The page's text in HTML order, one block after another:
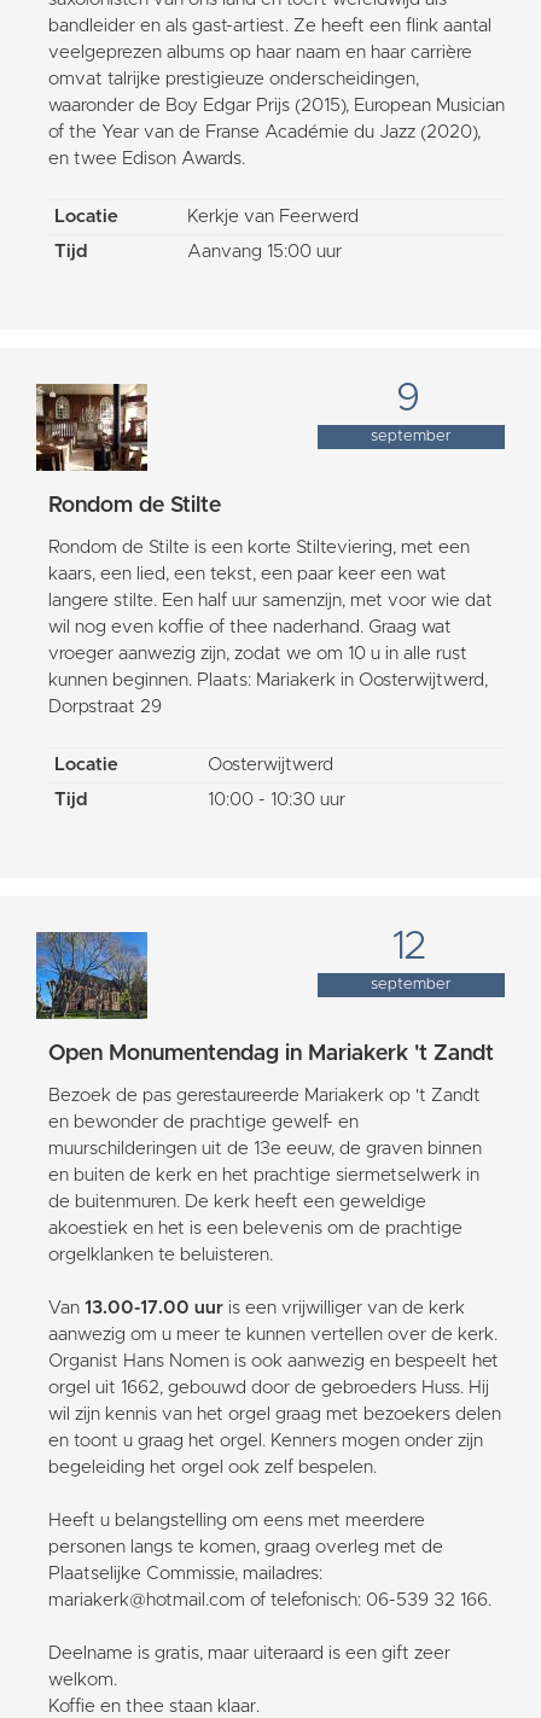
bandleider en als gast-artiest. Ze heeft een flink aantal
veelgeprezen albums op haar naam en haar carrière
omvat talrijke prestigieuze onderscheidingen,
waaronder de Boy Edgar Prijs (2015), European Musician
of the Year van de Franse Académie du Jazz (2020),
en twee Edison Awards.
Locatie
Kerkje van Feerwerd
Tijd
Aanvang 15:00 uur
9
september
Rondom de Stilte
Rondom de Stilte is een korte Stilteviering, met een
kaars, een lied, een tekst, een paar keer een wat
langere stilte. Een half uur samenzijn, met voor wie dat
wil nog even koffie of thee naderhand. Graag wat
vroeger aanwezig zijn, zodat we om 10 u in alle rust
kunnen beginnen. Plaats: Mariakerk in Oosterwijtwerd,
Dorpstraat 29
Locatie
Oosterwijtwerd
Tijd
10:00 - 10:30 uur
12
september
Open Monumentendag in Mariakerk 't Zandt
Bezoek de pas gerestaureerde Mariakerk op 't Zandt
en bewonder de prachtige gewelf- en
muurschilderingen uit de 13e eeuw, de graven binnen
en buiten de kerk en het prachtige siermetselwerk in
de buitenmuren. De kerk heeft een geweldige
akoestiek en het is een belevenis om de prachtige
orgelklanken te beluisteren.
Van 13.00-17.00 uur is een vrijwilliger van de kerk
aanwezig om u meer te kunnen vertellen over de kerk.
Organist Hans Nomen is ook aanwezig en bespeelt het
orgel uit 1662, gebouwd door de gebroeders Huss. Hij
wil zijn kennis van het orgel graag met bezoekers delen
en toont u graag het orgel. Kenners mogen onder zijn
begeleiding het orgel ook zelf bespelen.
Heeft u belangstelling om eens met meerdere
personen langs te komen, graag overleg met de
Plaatselijke Commissie, mailadres:
mariakerk@hotmail.com of telefonisch: 06-539 32 166.
Deelname is gratis, maar uiteraard is een gift zeer
welkom.
Koffie en thee staan klaar.